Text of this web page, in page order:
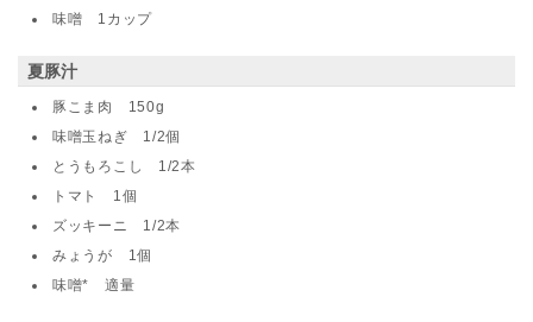
味噌 1カップ
夏豚汁
豚こま肉 150g
味噌玉ねぎ 1/2個
とうもろこし 1/2本
トマト 1個
ズッキーニ 1/2本
みょうが 1個
味噌* 適量